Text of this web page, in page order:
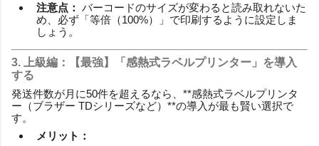
注意点： バーコードのサイズが変わると読み取れないた
め、必ず「等倍（100%）」で印刷するように設定しま
しょう。
3. 上級編：【最強】「感熱式ラベルプリンター」を導入
する
発送件数が月に50件を超えるなら、**感熱式ラベルプリンタ
ー（ブラザー TDシリーズなど）**の導入が最も賢い選択で
す。
メリット：